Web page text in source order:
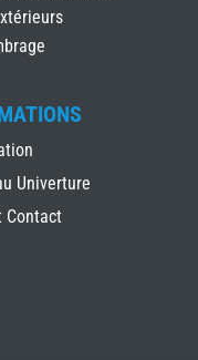
Univerture
Contact